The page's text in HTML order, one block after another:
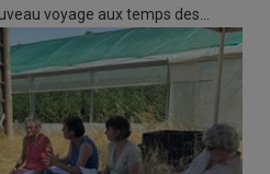
voyage aux temps des…